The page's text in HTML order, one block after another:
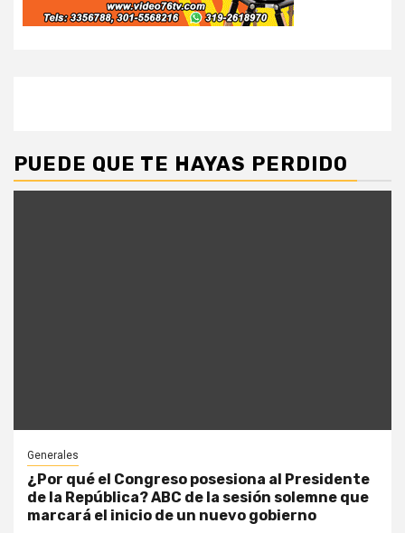
PUEDE QUE TE HAYAS PERDIDO
Generales
¿Por qué el Congreso posesiona al Presidente
de la República? ABC de la sesión solemne que
marcará el inicio de un nuevo gobierno